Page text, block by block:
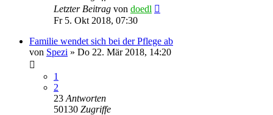
Letzter Beitrag von doedl
Fr 5. Okt 2018, 07:30
Familie wendet sich bei der Pflege ab
von Spezi » Do 22. Mär 2018, 14:20
1
2
23 Antworten
50130 Zugriffe